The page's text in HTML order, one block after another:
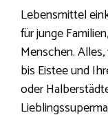
Lebensmittel
für junge
Menschen.
bis Eistee und
oder